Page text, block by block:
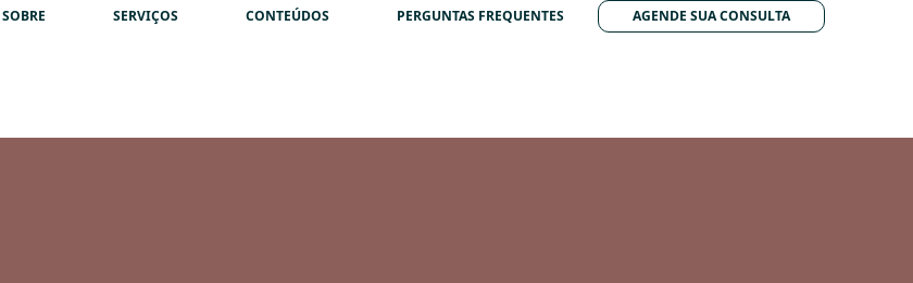
SOBRE SERVIÇOS CONTEÚDOS PERGUNTAS FREQUENTES AGENDE SUA CONSULTA